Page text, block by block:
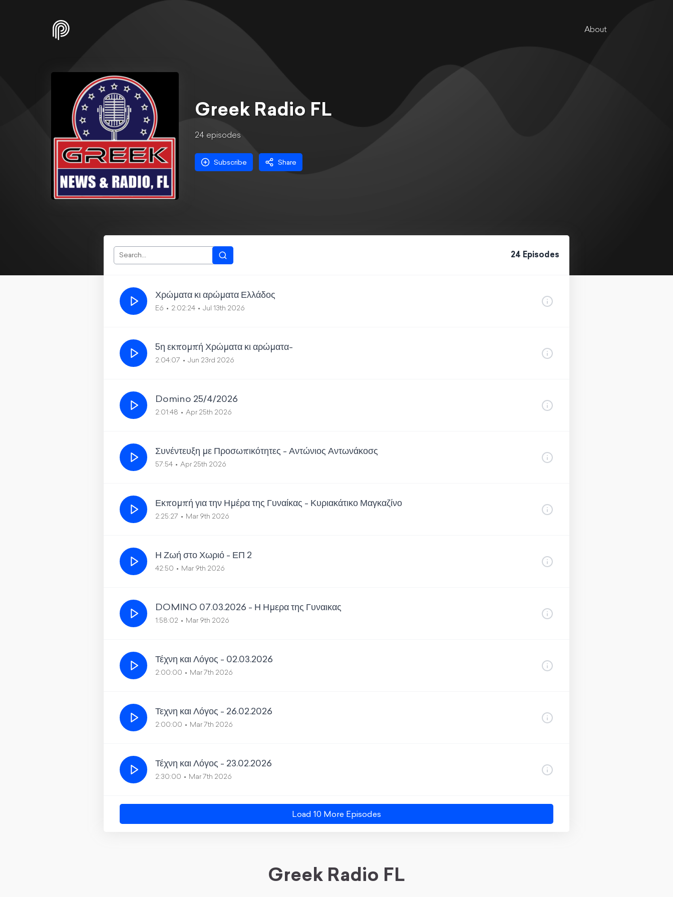
About
Greek Radio FL
24 episodes
Subscribe Share
24 Episodes
Χρώματα κι αρώματα Ελλάδος
E6 2:02:24 Jul 13th 2026
5η εκπομπή Χρώματα κι αρώματα-
2:04:07 Jun 23rd 2026
Domino 25/4/2026
2:01:48 Apr 25th 2026
Συνέντευξη με Προσωπικότητες - Αντώνιος Αντωνάκοσς
57:54 Apr 25th 2026
Εκπομπή για την Ημέρα της Γυναίκας - Κυριακάτικο Μαγκαζίνο
2:25:27 Mar 9th 2026
Η Ζωή στο Χωριό - ΕΠ 2
42:50 Mar 9th 2026
DOMINO 07.03.2026 - Η Ημερα της Γυναικας
1:58:02 Mar 9th 2026
Τέχνη και Λόγος - 02.03.2026
2:00:00 Mar 7th 2026
Τεχνη και Λόγος - 26.02.2026
2:00:00 Mar 7th 2026
Τέχνη και Λόγος - 23.02.2026
2:30:00 Mar 7th 2026
Load 10 More Episodes
Greek Radio FL